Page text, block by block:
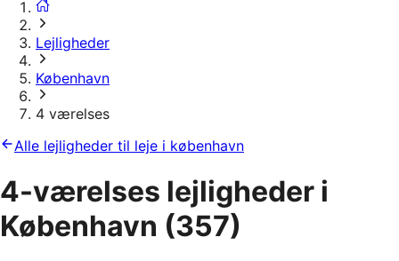
Lejligheder
København
4 værelses
Alle lejligheder til leje i københavn
4-værelses lejligheder i
København (357)